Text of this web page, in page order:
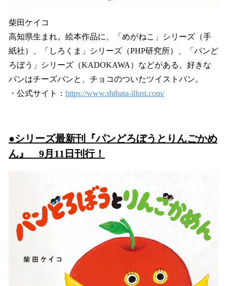
柴田ケイコ
高知県生まれ。絵本作品に、「めがねこ」シリーズ（手
紙社）、「しろくま」シリーズ（PHP研究所）、「パンど
ろぼう」シリーズ（KADOKAWA）などがある。好きな
パンはチーズパンと、チョコのついたツイストパン。
・公式サイト： https://www.shibata-illust.com/
●シリーズ最新刊『パンどろぼうとりんごかめ
ん』 9月11日刊行！